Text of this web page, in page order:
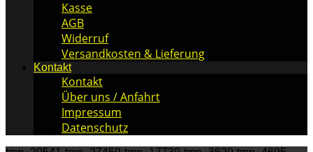
Kasse
AGB
Widerruf
Versandkosten & Lieferung
Kontakt
Kontakt
Über uns / Anfahrt
Impressum
Datenschutz